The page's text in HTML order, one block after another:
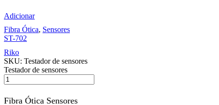
Adicionar
Fibra Ótica, Sensores
ST-702
Riko
SKU: Testador de sensores
Testador de sensores
Fibra Ótica Sensores